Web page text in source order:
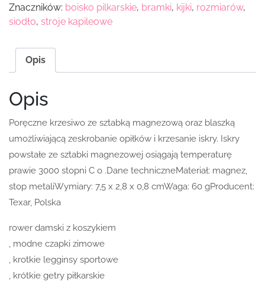
Znaczników: boisko pilkarskie, bramki, kijki, rozmiarów,
siodło, stroje kapileowe
Opis
Opis
Poręczne krzesiwo ze sztabką magnezową oraz blaszką
umożliwiającą zeskrobanie opiłków i krzesanie iskry. Iskry
powstałe ze sztabki magnezowej osiągają temperaturę
prawie 3000 stopni C o .Dane techniczneMateriał: magnez,
stop metaliWymiary: 7,5 x 2,8 x 0,8 cmWaga: 60 gProducent:
Texar, Polska
rower damski z koszykiem
, modne czapki zimowe
, krotkie legginsy sportowe
, krótkie getry piłkarskie